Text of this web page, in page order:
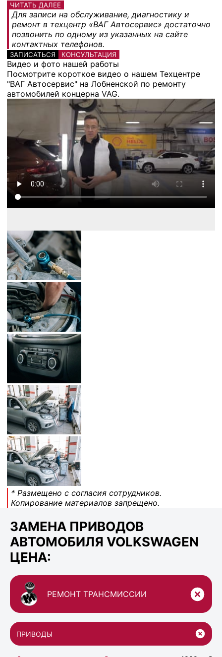
ЧИТАТЬ ДАЛЕЕ
Для записи на обслуживание, диагностику и
ремонт в техцентр «ВАГ Автосервис» достаточно
позвонить по одному из указанных на сайте
контактных телефонов.
ЗАПИСАТЬСЯ КОНСУЛЬТАЦИЯ
Видео и фото нашей работы
Посмотрите короткое видео о нашем Техцентре
"ВАГ Автосервис" на Лобненской по ремонту
автомобилей концерна VAG.
* Размещено с согласия сотрудников.
Копирование материалов запрещено.
ЗАМЕНА ПРИВОДОВ
АВТОМОБИЛЯ VOLKSWAGEN
ЦЕНА:
РЕМОНТ ТРАНСМИССИИ
ПРИВОДЫ